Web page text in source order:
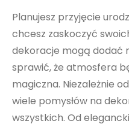
Planujesz przyjęcie
chcesz zaskoczyć
dekoracje mogą dodać
sprawić, że atmosfera
magiczna. Niezależnie
wiele pomysłów na
wszystkich. Od